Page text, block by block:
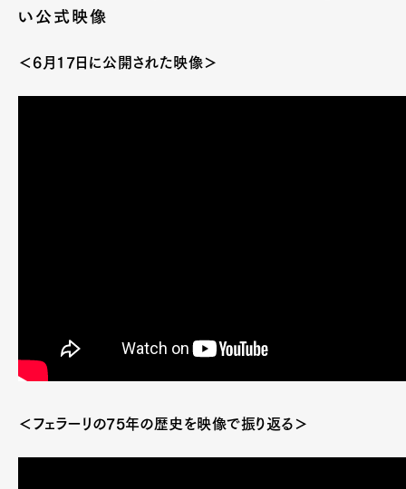
い公式映像
＜6月17日に公開された映像＞
＜フェラーリの75年の歴史を映像で振り返る＞